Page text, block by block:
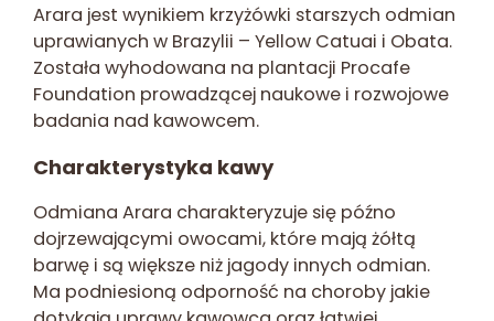
Arara jest wynikiem krzyżówki starszych odmian
uprawianych w Brazylii – Yellow Catuai i Obata.
Została wyhodowana na plantacji Procafe
Foundation prowadzącej naukowe i rozwojowe
badania nad kawowcem.
Charakterystyka kawy
Odmiana Arara charakteryzuje się późno
dojrzewającymi owocami, które mają żółtą
barwę i są większe niż jagody innych odmian.
Ma podniesioną odporność na choroby jakie